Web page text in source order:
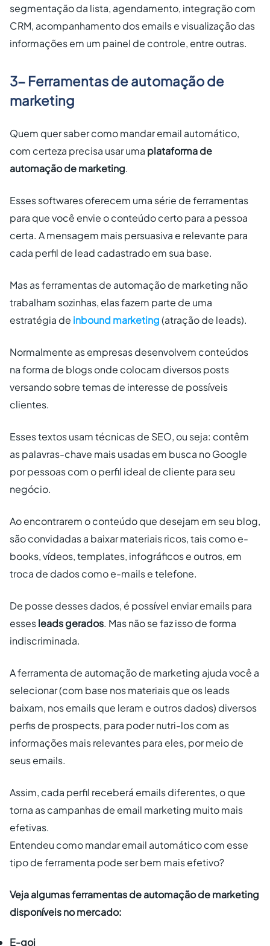
segmentação da lista, agendamento, integração com
CRM, acompanhamento dos emails e visualização das
informações em um painel de controle, entre outras.
3- Ferramentas de automação de
marketing
Quem quer saber como mandar email automático,
com certeza precisa usar uma plataforma de
automação de marketing.
Esses softwares oferecem uma série de ferramentas
para que você envie o conteúdo certo para a pessoa
certa. A mensagem mais persuasiva e relevante para
cada perfil de lead cadastrado em sua base.
Mas as ferramentas de automação de marketing não
trabalham sozinhas, elas fazem parte de uma
estratégia de inbound marketing(atração de leads).
Normalmente as empresas desenvolvem conteúdos
na forma de blogs onde colocam diversos posts
versando sobre temas de interesse de possíveis
clientes.
Esses textos usam técnicas de SEO, ou seja: contêm
as palavras-chave mais usadas em busca no Google
por pessoas com o perfil ideal de cliente para seu
negócio.
Ao encontrarem o conteúdo que desejam em seu blog,
são convidadas a baixar materiais ricos, tais como e-
books, vídeos, templates, infográficos e outros, em
troca de dados como e-mails e telefone.
De posse desses dados, é possível enviar emails para
essesleads gerados. Mas não se faz isso de forma
indiscriminada.
A ferramenta de automação de marketing ajuda você a
selecionar (com base nos materiais que os leads
baixam, nos emails que leram e outros dados) diversos
perfis de prospects, para poder nutri-los com as
informações mais relevantes para eles, por meio de
seus emails.
Assim, cada perfil receberá emails diferentes, o que
torna as campanhas de email marketing muito mais
efetivas.
Entendeu como mandar email automático com esse
tipo de ferramenta pode ser bem mais efetivo?
Veja algumas ferramentas de automação de marketing
disponíveis no mercado:
E-goi